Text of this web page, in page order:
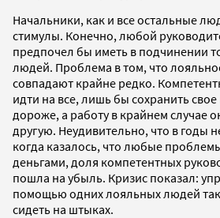
Начальники, как и все остальные
стимулы. Конечно, любой
предпочел бы иметь в подчинении
людей. Проблема в том, что
совпадают крайне редко.
идти на все, лишь бы сохранить
дороже, а работу в крайнем случае
другую. Неудивительно, что в годы
когда казалось, что любые
деньгами, доля компетентных
пошла на убыль. Кризис показал:
помощью одних лояльных людей
сидеть на штыках.